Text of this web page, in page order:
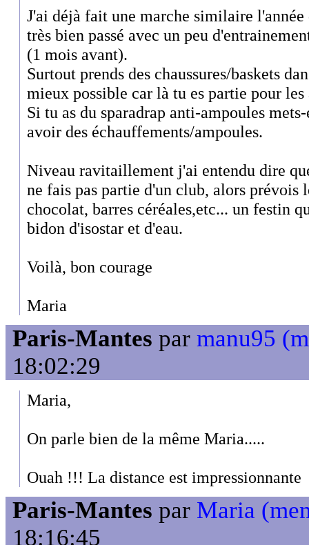
J'ai déjà fait une marche similaire
très bien passé avec un peu
(1 mois avant).
Surtout prends des chaussures/baskets
mieux possible car là tu es partie pour
Si tu as du sparadrap anti-ampoules
avoir des échauffements/ampoules.
Niveau ravitaillement j'ai entendu dire
ne fais pas partie d'un club, alors prévois
chocolat, barres céréales,etc... un festin
bidon d'isostar et d'eau.
Voilà, bon courage
Maria
Paris-Mantes par manu95
18:02:29
Maria,
On parle bien de la même Maria.....
Ouah !!! La distance est impressionnante
Paris-Mantes par Maria
18:16:45